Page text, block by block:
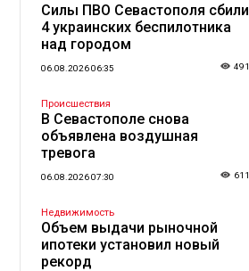
Силы ПВО Севастополя сбили
4 украинских беспилотника
над городом
06.08.2026 06:35 491
Происшествия
В Севастополе снова
объявлена воздушная
тревога
06.08.2026 07:30 611
Недвижимость
Объем выдачи рыночной
ипотеки установил новый
рекорд